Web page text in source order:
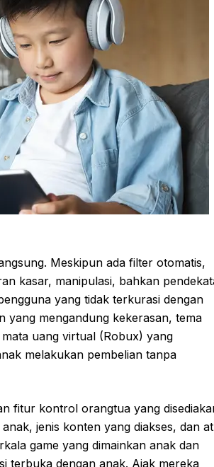
Meskipun ada filter otomatis,
kasar, manipulasi, bahkan
yang tidak terkurasi dengan
yang mengandung kekerasan, tema
uang virtual (Robux) yang
melakukan pembelian tanpa
fitur kontrol orangtua yang
jenis konten yang diakses, dan
game yang dimainkan anak dan
terbuka dengan anak. Ajak mereka